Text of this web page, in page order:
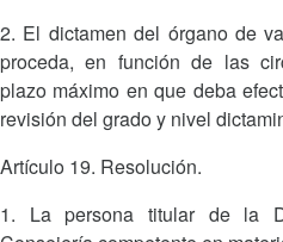
2. El dictamen del órgano de
proceda, en función de las
plazo máximo en que deba
revisión del grado y nivel
Artículo 19. Resolución.
1. La persona titular de la